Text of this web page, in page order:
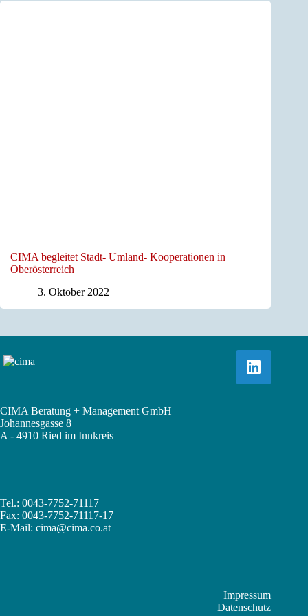
CIMA begleitet Stadt- Umland- Kooperationen in
Oberösterreich
3. Oktober 2022
CIMA Beratung + Management GmbH
Johannesgasse 8
A - 4910 Ried im Innkreis
Tel.: 0043-7752-71117
Fax: 0043-7752-71117-17
E-Mail: cima@cima.co.at
Impressum
Datenschutz